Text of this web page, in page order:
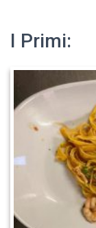
I Primi: